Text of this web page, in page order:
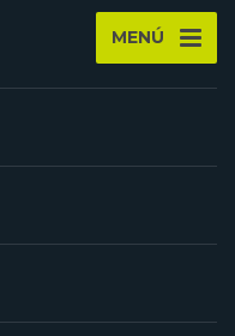
MENÚ